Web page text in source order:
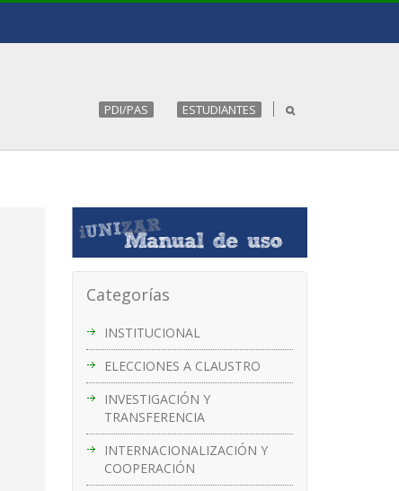
PDI/PAS ESTUDIANTES
Categorías
INSTITUCIONAL
ELECCIONES A CLAUSTRO
INVESTIGACIÓN Y
TRANSFERENCIA
INTERNACIONALIZACIÓN Y
COOPERACIÓN